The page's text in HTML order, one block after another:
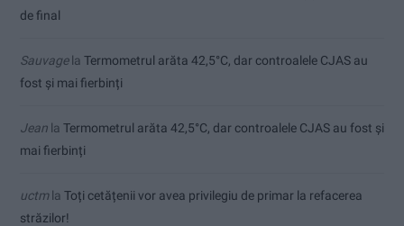
de final
Sauvagela Termometrul arăta 42,5°C, dar controalele CJAS au
fost și mai fierbinți
Jean la Termometrul arăta 42,5°C, dar controalele CJAS au fost și
mai fierbinți
uctmla Toți cetățenii vor avea privilegiu de primar la refacerea
străzilor!